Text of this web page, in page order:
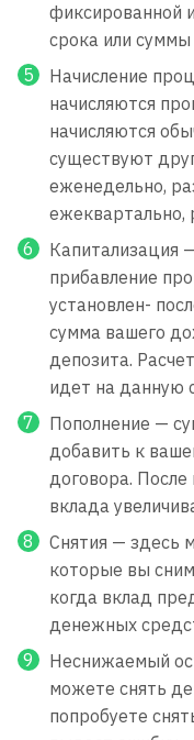
фиксированной
срока или
Начисление
начисляются
начисляются
существуют
еженедельно,
ежеквартально,
Капитализация
прибавление
установлен-
сумма вашего
депозита.
идет на данную
Пополнение —
добавить к
договора.
вклада
Снятия — здесь
которые вы
когда вклад
денежных
Неснижаемый
можете снять
попробуете